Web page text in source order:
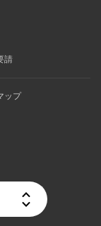
請
ップ